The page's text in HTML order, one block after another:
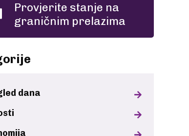
Provjerite stanje na
graničnim prelazima
dana